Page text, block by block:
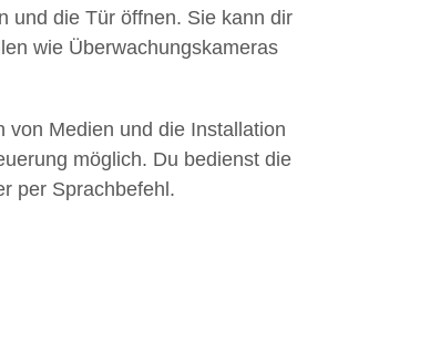
und die Tür öffnen. Sie kann dir
wie Überwachungskameras
von Medien und die Installation
möglich. Du bedienst die
per Sprachbefehl.